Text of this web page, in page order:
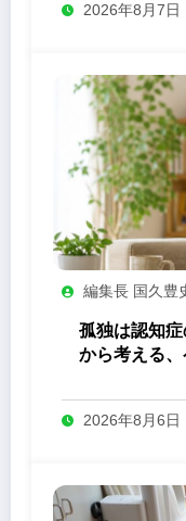
2026年8月7日
編集長 国久豊
孤独は認知
から考える
2026年8月6日